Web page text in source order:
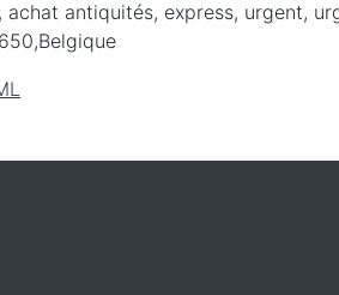
achat antiquités, express, urgent,
,Belgique